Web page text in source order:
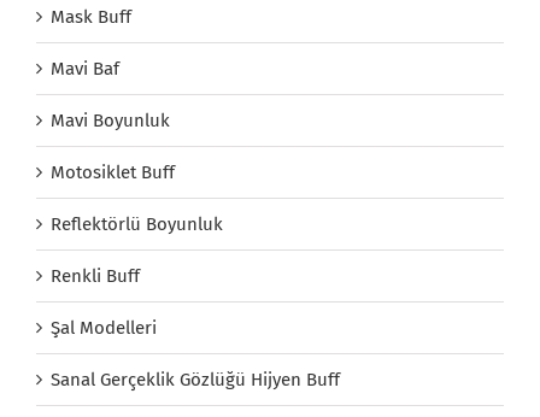
Mask Buff
Mavi Baf
Mavi Boyunluk
Motosiklet Buff
Reflektörlü Boyunluk
Renkli Buff
Şal Modelleri
Sanal Gerçeklik Gözlüğü Hijyen Buff